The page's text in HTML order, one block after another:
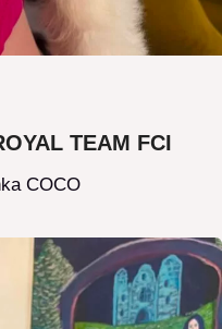
TEAM FCI
COCO